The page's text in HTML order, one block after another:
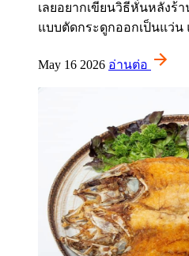
เลยอยากเขียนวิธีหั่นหลังร้
แบบตัดกระดูกออกเป็นแว่น
May 16 2026 อ่านต่อ